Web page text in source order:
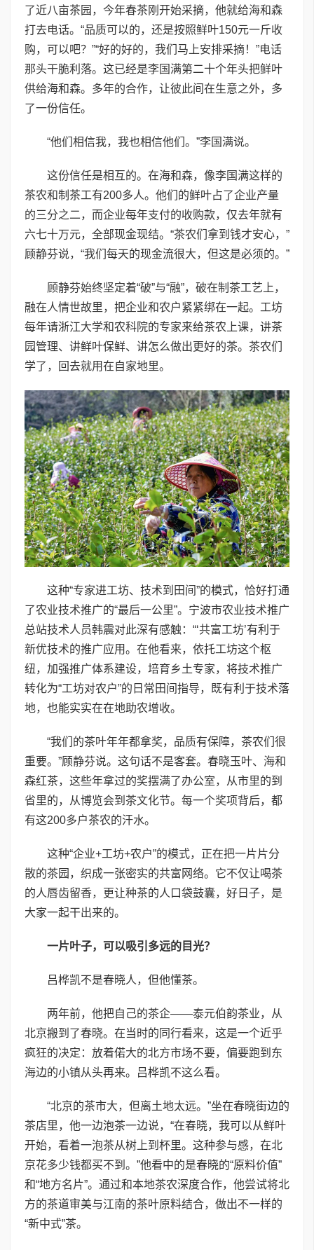
了近八亩茶园，今年春茶刚开始采摘，他就给海和森
打去电话。“品质可以的，还是按照鲜叶150元一斤收
购，可以吧？”“好的好的，我们马上安排采摘！”电话
那头干脆利落。这已经是李国满第二十个年头把鲜叶
供给海和森。多年的合作，让彼此间在生意之外，多
了一份信任。
“他们相信我，我也相信他们。”李国满说。
这份信任是相互的。在海和森，像李国满这样的
茶农和制茶工有200多人。他们的鲜叶占了企业产量
的三分之二，而企业每年支付的收购款，仅去年就有
六七十万元，全部现金现结。“茶农们拿到钱才安心，”
顾静芬说，“我们每天的现金流很大，但这是必须的。”
顾静芬始终坚定着“破”与“融”，破在制茶工艺上，
融在人情世故里，把企业和农户紧紧绑在一起。工坊
每年请浙江大学和农科院的专家来给茶农上课，讲茶
园管理、讲鲜叶保鲜、讲怎么做出更好的茶。茶农们
学了，回去就用在自家地里。
这种“专家进工坊、技术到田间”的模式，恰好打通
了农业技术推广的“最后一公里”。宁波市农业技术推广
总站技术人员韩震对此深有感触：“‘共富工坊’有利于
新优技术的推广应用。在他看来，依托工坊这个枢
纽，加强推广体系建设，培育乡土专家，将技术推广
转化为“工坊对农户”的日常田间指导，既有利于技术落
地，也能实实在在地助农增收。
“我们的茶叶年年都拿奖，品质有保障，茶农们很
重要。”顾静芬说。这句话不是客套。春晓玉叶、海和
森红茶，这些年拿过的奖摆满了办公室，从市里的到
省里的，从博览会到茶文化节。每一个奖项背后，都
有这200多户茶农的汗水。
这种“企业+工坊+农户”的模式，正在把一片片分
散的茶园，织成一张密实的共富网络。它不仅让喝茶
的人唇齿留香，更让种茶的人口袋鼓囊，好日子，是
大家一起干出来的。
一片叶子，可以吸引多远的目光？
吕桦凯不是春晓人，但他懂茶。
两年前，他把自己的茶企——泰元伯韵茶业，从
北京搬到了春晓。在当时的同行看来，这是一个近乎
疯狂的决定：放着偌大的北方市场不要，偏要跑到东
海边的小镇从头再来。吕桦凯不这么看。
“北京的茶市大，但离土地太远。”坐在春晓街边的
茶店里，他一边泡茶一边说，“在春晓，我可以从鲜叶
开始，看着一泡茶从树上到杯里。这种参与感，在北
京花多少钱都买不到。”他看中的是春晓的“原料价值”
和“地方名片”。通过和本地茶农深度合作，他尝试将北
方的茶道审美与江南的茶叶原料结合，做出不一样的
“新中式”茶。